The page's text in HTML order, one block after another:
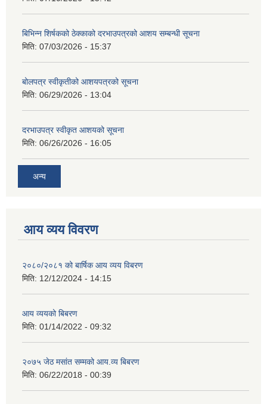
बिभिन्‍न शिर्षकको ठेक्काको दरभाउपत्रको आशय सम्बन्धी सूचना
मिति: 07/03/2026 - 15:37
बोलपत्र स्वीकृतीको आशयपत्रको सूचना
मिति: 06/29/2026 - 13:04
दरभाउपत्र स्वीकृत आशयको सूचना
मिति: 06/26/2026 - 16:05
अन्य
आय व्यय विवरण
२०८०/२०८१ को बार्षिक आय व्यय विबरण
मिति: 12/12/2024 - 14:15
आय व्ययको बिबरण
मिति: 01/14/2022 - 09:32
२०७५ जेठ मसांत सम्मको आय.व्य बिबरण
मिति: 06/22/2018 - 00:39